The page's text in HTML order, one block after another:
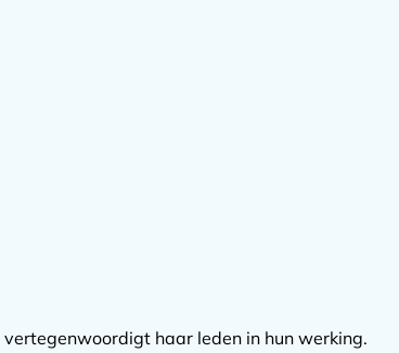
haar leden in hun werking.